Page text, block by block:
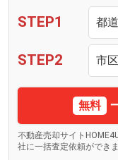
STEP1
STEP2
無料
不動産売却サイト
社に一括査定依頼ができま